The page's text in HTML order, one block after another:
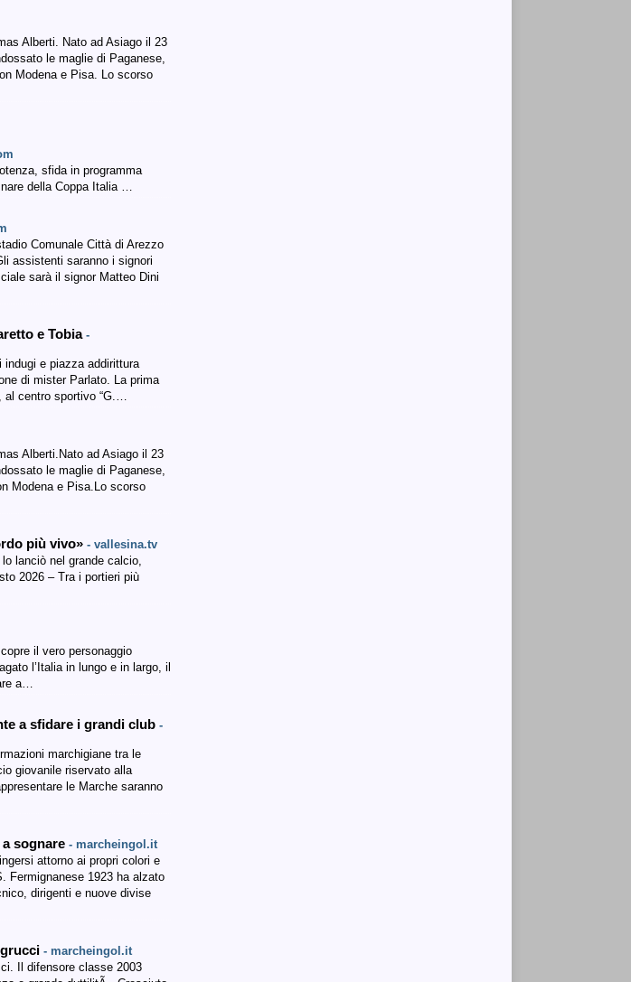
Alberti. Nato ad Asiago il 23
le maglie di Paganese,
Modena e Pisa. Lo scorso
sfida in programma
della Coppa Italia …
Comunale Città di Arezzo
assistenti saranno i signori
sarà il signor Matteo Dini
e Tobia -
indugi e piazza addirittura
di mister Parlato. La prima
al centro sportivo “G.…
Alberti.Nato ad Asiago il 23
le maglie di Paganese,
Modena e Pisa.Lo scorso
più vivo» - vallesina.tv
lanciò nel grande calcio,
2026 – Tra i portieri più
il vero personaggio
l’Italia in lungo e in largo, il
a…
a sfidare i grandi club -
marchigiane tra le
giovanile riservato alla
le Marche saranno
sognare - marcheingol.it
attorno ai propri colori e
Fermignanese 1923 ha alzato
dirigenti e nuove divise
- marcheingol.it
Il difensore classe 2003